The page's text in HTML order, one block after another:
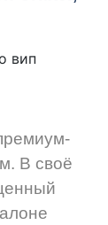
В своё